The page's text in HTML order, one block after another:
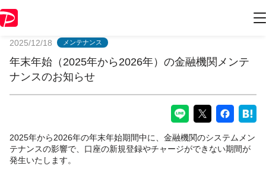
2025/12/18 メンテナンス
年末年始（2025年から2026年）の金融機関メンテ
ナンスのお知らせ
2025年から2026年の年末年始期間中に、金融機関のシステムメン
テナンスの影響で、口座の新規登録やチャージができない期間が
発生いたします。